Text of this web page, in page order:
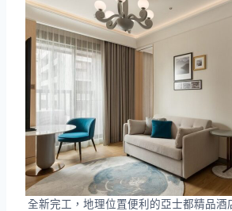
全新完工，地理位置便利的亞士都精品酒